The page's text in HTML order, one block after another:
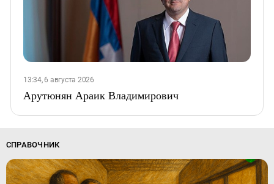
13:34, 6 августа 2026
Арутюнян Араик Владимирович
СПРАВОЧНИК